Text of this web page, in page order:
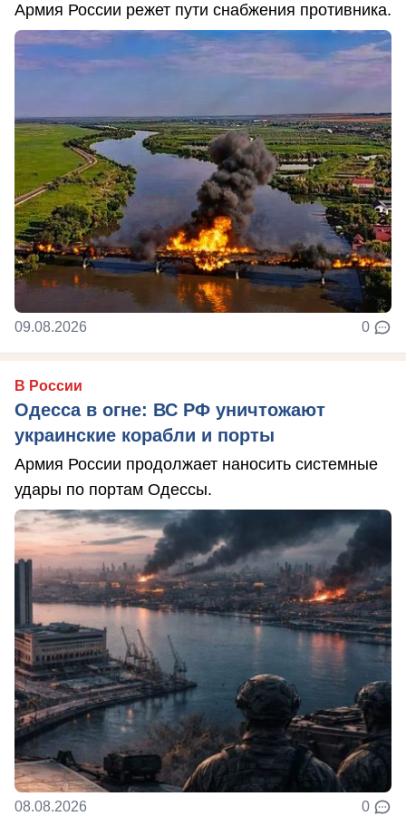
Армия России режет пути снабжения противника.
09.08.2026 0
В России
Одесса в огне: ВС РФ уничтожают
украинские корабли и порты
Армия России продолжает наносить системные
удары по портам Одессы.
08.08.2026 0